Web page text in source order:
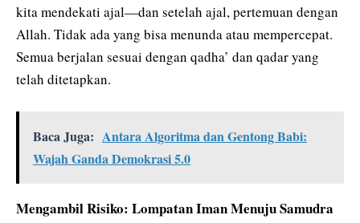
kita mendekati ajal—dan setelah ajal, pertemuan dengan
Allah. Tidak ada yang bisa menunda atau mempercepat.
Semua berjalan sesuai dengan qadha’ dan qadar yang
telah ditetapkan.
Baca Juga: Antara Algoritma dan Gentong Babi:
Wajah Ganda Demokrasi 5.0
Mengambil Risiko: Lompatan Iman Menuju Samudra